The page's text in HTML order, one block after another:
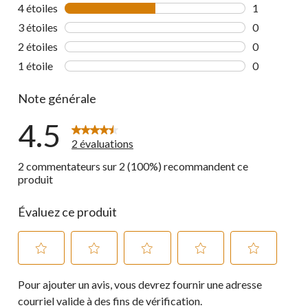
4 étoiles étoiles
1
3 étoiles étoiles
0
2 étoiles étoiles
0
1 étoile étoiles
0
Note générale
4.5
2 évaluations
2 commentateurs sur 2 (100%) recommandent ce
produit
Évaluez ce produit
pour
évaluer
pour
évaluer
pour
évaluer
pour
évaluer
pour
Pour ajouter un avis, vous devrez fournir une adresse
courriel valide à des fins de vérification.